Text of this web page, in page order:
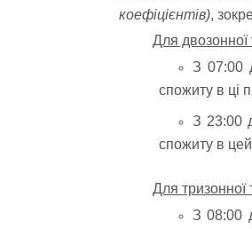
коефіцієнтів),
Для двозонної
З 07:00
спожиту в ці
З 23:00
спожиту в
Для тризонної
З 08:00